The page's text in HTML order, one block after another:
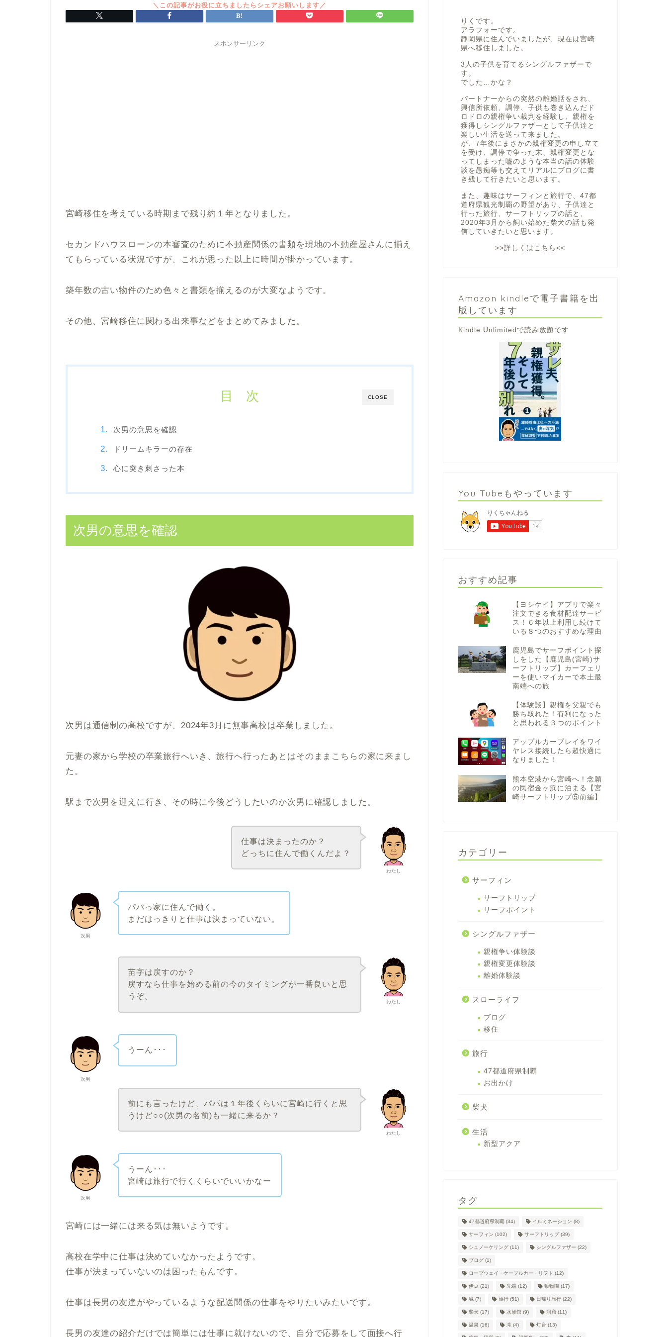
スポンサーリンク
宮崎移住を考えている時期まで残り約１年となりました。
セカンドハウスローンの本審査のために不動産関係の書類を現地の不動産屋さんに揃え
てもらっている状況ですが、これが思った以上に時間が掛かっています。
築年数の古い物件のため色々と書類を揃えるのが大変なようです。
その他、宮崎移住に関わる出来事などをまとめてみました。
CLOSE
目 次
次男の意思を確認
ドリームキラーの存在
心に突き刺さった本
次男の意思を確認
次男は通信制の高校ですが、2024年3月に無事高校は卒業しました。
元妻の家から学校の卒業旅行へいき、旅行へ行ったあとはそのままこちらの家に来まし
た。
駅まで次男を迎えに行き、その時に今後どうしたいのか次男に確認しました。
わたし
仕事は決まったのか？
どっちに住んで働くんだよ？
次男
パパっ家に住んで働く。
まだはっきりと仕事は決まっていない。
わたし
苗字は戻すのか？
戻すなら仕事を始める前の今のタイミングが一番良いと思
うぞ。
次男
うーん･･･
わたし
前にも言ったけど、パパは１年後くらいに宮崎に行くと思
うけど○○(次男の名前)も一緒に来るか？
次男
うーん･･･
宮崎は旅行で行くくらいでいいかなー
宮崎には一緒には来る気は無いようです。
高校在学中に仕事は決めていなかったようです。
仕事が決まっていないのは困ったもんです。
仕事は長男の友達がやっているような配送関係の仕事をやりたいみたいです。
長男の友達の紹介だけでは簡単には仕事に就けないので、自分で応募をして面接へ行
りくです。
アラフォーです。
静岡県に住んでいましたが、現在は宮崎
県へ移住しました。
3人の子供を育てるシングルファザーで
す。
でした…かな？
パートナーからの突然の離婚話をされ、
興信所依頼、調停、子供も巻き込んだド
ロドロの親権争い裁判を経験し、親権を
獲得しシングルファザーとして子供達と
楽しい生活を送って来ました。
が、7年後にまさかの親権変更の申し立て
を受け、調停で争った末、親権変更とな
ってしまった嘘のような本当の話の体験
談を愚痴等も交えてリアルにブログに書
き残して行きたいと思います。
また、趣味はサーフィンと旅行で、47都
道府県観光制覇の野望があり、子供達と
行った旅行、サーフトリップの話と、
2020年3月から飼い始めた柴犬の話も発
信していきたいと思います。
>>詳しくはこちら<<
Amazon kindleで電子書籍を出
版しています
Kindle Unlimitedで読み放題です
You Tubeもやっています
おすすめ記事
【ヨシケイ】アプリで楽々
注文できる食材配達サービ
ス！６年以上利用し続けて
いる８つのおすすめな理由
鹿児島でサーフポイント探
しをした【鹿児島(宮崎)サ
ーフトリップ】カーフェリ
ーを使いマイカーで本土最
南端への旅
【体験談】親権を父親でも
勝ち取れた！有利になった
と思われる３つのポイント
アップルカープレイをワイ
ヤレス接続したら超快適に
なりました！
熊本空港から宮崎へ！念願
の民宿金ヶ浜に泊まる【宮
崎サーフトリップ⑤前編】
カテゴリー
サーフィン
サーフトリップ
サーフポイント
シングルファザー
親権争い体験談
親権変更体験談
離婚体験談
スローライフ
ブログ
移住
旅行
47都道府県制覇
お出かけ
柴犬
生活
新型アクア
タグ
47都道府県制覇(34) イルミネーション (8)
サーフィン (102) サーフトリップ(39)
シュノーケリング(11) シングルファザー (22)
ブログ(1)
ロープウェイ・ケーブルカー・リフト (12)
伊豆 (21) 先端(12) 動物園 (17)
城(7) 旅行(51) 日帰り旅行(22)
柴犬 (17) 水族館(9) 洞窟(11)
温泉 (16) 滝 (4) 灯台 (13)